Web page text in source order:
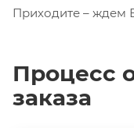
Приходите – ждем
Процесс
заказа